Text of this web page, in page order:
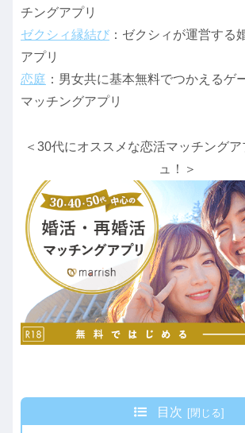
チングアプリ
ゼクシィ縁結び ：ゼクシィが運営する
アプリ
恋庭 ：男女共に基本無料でつかえるゲ
マッチングアプリ
＜30代にオススメな恋活マッチング
ュ！＞
目次